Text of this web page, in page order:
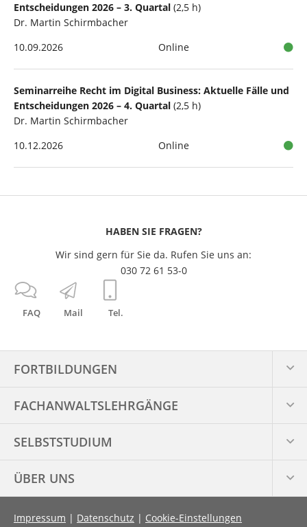
Entscheidungen 2026 – 3. Quartal (2,5 h)
Dr. Martin Schirmbacher
10.09.2026
Online
Seminarreihe Recht im Digital Business: Aktuelle Fälle und
Entscheidungen 2026 – 4. Quartal (2,5 h)
Dr. Martin Schirmbacher
10.12.2026
Online
FAQ Mail Tel.
HABEN SIE FRAGEN?
Wir sind gern für Sie da. Rufen Sie uns an:
030 72 61 53-0
FORTBILDUNGEN
FACHANWALTS­LEHRGÄNGE
SELBSTSTUDIUM
ÜBER UNS
Impressum | Datenschutz | Cookie-Einstellungen